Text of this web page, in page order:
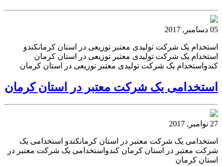
05 دسامبر, 2017
استخدام یک شرکت تولیدی معتبر توزیعی در استان کرمانکندو
استخدام یک شرکت تولیدی معتبر توزیعی در استان کرمان
کندواستخدام یک شرکت تولیدی معتبر توزیعی در استان کرمان
استخدامی یک شرکت معتبر در استان کرمان
27 نوامبر, 2017
استخدامی یک شرکت معتبر در استان کرمانکندو استخدامی یک
شرکت معتبر در استان کرمان کندواستخدامی یک شرکت معتبر در
استان کرمان